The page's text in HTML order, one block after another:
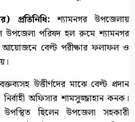
প্রতিনিধি: শ্যামনগর উপজেলায়
উপজেলা পরিষদ হল রুমে শ্যামনগর
আয়োজনে বেল্ট পরীক্ষার ফলাফল ও
উত্তীর্ণদের মাঝে বেল্ট প্রদান
অফিসার শামসুজ্জাহান কনক।
ছিলেন উপজেলা সহকারী